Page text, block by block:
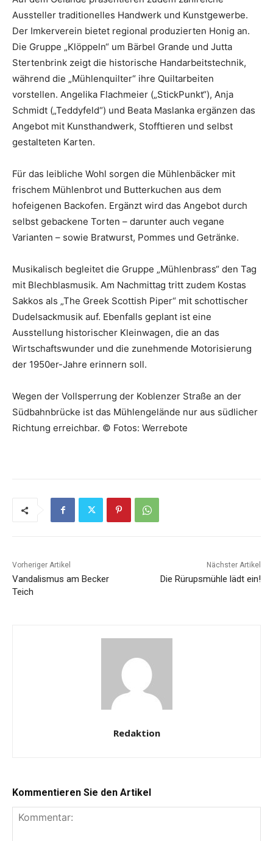
Aussteller traditionelles Handwerk und Kunstgewerbe.
Der Imkerverein bietet regional produzierten Honig an.
Die Gruppe „Klöppeln“ um Bärbel Grande und Jutta
Stertenbrink zeigt die historische Handarbeitstechnik,
während die „Mühlenquilter“ ihre Quiltarbeiten
vorstellen. Angelika Flachmeier („StickPunkt“), Anja
Schmidt („Teddyfeld“) und Beata Maslanka ergänzen das
Angebot mit Kunsthandwerk, Stofftieren und selbst
gestalteten Karten.
Für das leibliche Wohl sorgen die Mühlenbäcker mit
frischem Mühlenbrot und Butterkuchen aus dem
hofeigenen Backofen. Ergänzt wird das Angebot durch
selbst gebackene Torten – darunter auch vegane
Varianten – sowie Bratwurst, Pommes und Getränke.
Musikalisch begleitet die Gruppe „Mühlenbrass“ den Tag
mit Blechblasmusik. Am Nachmittag tritt zudem Kostas
Sakkos als „The Greek Scottish Piper“ mit schottischer
Dudelsackmusik auf. Ebenfalls geplant ist eine
Ausstellung historischer Kleinwagen, die an das
Wirtschaftswunder und die zunehmende Motorisierung
der 1950er-Jahre erinnern soll.
Wegen der Vollsperrung der Koblenzer Straße an der
Südbahnbrücke ist das Mühlengelände nur aus südlicher
Richtung erreichbar. © Fotos: Werrebote
Vorheriger Artikel
Vandalismus am Becker
Teich
Nächster Artikel
Die Rürupsmühle lädt ein!
Redaktion
Kommentieren Sie den Artikel